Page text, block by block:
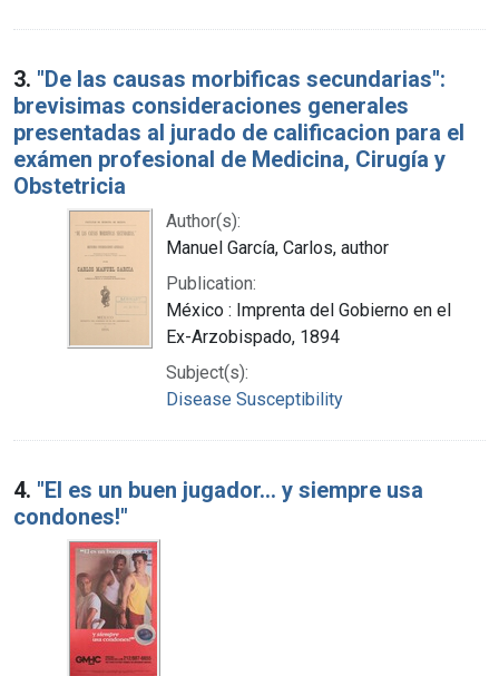
3. "De las causas morbificas secundarias":
brevisimas consideraciones generales
presentadas al jurado de calificacion para el
exámen profesional de Medicina, Cirugía y
Obstetricia
Author(s):
Manuel García, Carlos, author
Publication:
México : Imprenta del Gobierno en el
Ex-Arzobispado, 1894
Subject(s):
Disease Susceptibility
4. "El es un buen jugador... y siempre usa
condones!"